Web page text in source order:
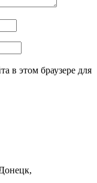
в этом браузере для